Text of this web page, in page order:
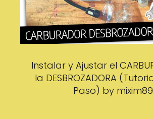
Instalar y Ajustar el
la DESBROZADORA
Paso) by mixim89